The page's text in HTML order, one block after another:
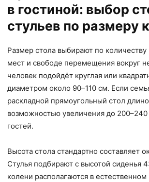
в гостиной: выбор
стульев по размеру
Размер стола выбирают по
мест и свободе перемещения вокруг
человек подойдёт круглая или
диаметром около 90–110 см. Если
раскладной прямоугольный стол
возможностью увеличения до
гостей.
Высота стола стандартно составляет
Стулья подбирают с высотой сиденья
колени располагаются в